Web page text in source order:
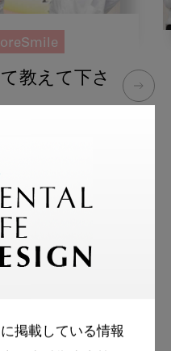
掲載している情報
教えて下さ
ーカイブ
科衛生士